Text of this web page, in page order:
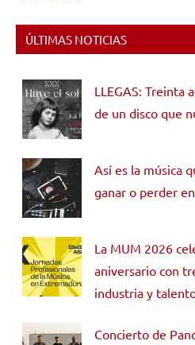
ÚLTIMAS NOTICIAS
LLEGAS: Treinta
de un disco que
Así es la música
ganar o perder
La MUM 2026
aniversario con
industria y
Concierto de